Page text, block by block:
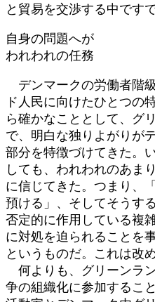
と貿易を交渉する中です
自身の問題へが
われわれの任務
デンマークの労働者階
ド人民に向けたひとつの
ら確かなこととして、グ
で、明白な独りよがりが
部分を特徴づけてきた。
しても、われわれのあま
に信じてきた。つまり、
預ける」、そしてそうす
否定的に作用している複
に対処を迫られることを
というものだ。これは改
何よりも、グリーンラ
争の組織化に参加するこ